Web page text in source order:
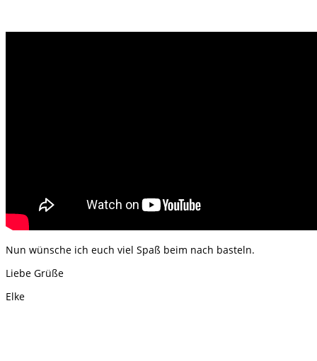
Nun wünsche ich euch viel Spaß beim nach basteln.
Liebe Grüße
Elke